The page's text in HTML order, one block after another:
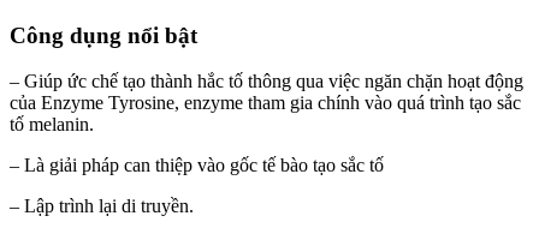
Công dụng nổi bật
– Giúp ức chế tạo thành hắc tố thông qua việc ngăn chặn hoạt động
của Enzyme Tyrosine, enzyme tham gia chính vào quá trình tạo sắc
tố melanin.
– Là giải pháp can thiệp vào gốc tế bào tạo sắc tố
– Lập trình lại di truyền.